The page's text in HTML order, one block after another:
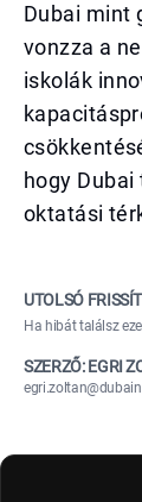
Dubai mint
vonzza a
iskolák
hogy
oktatási
UTOLSÓ
Ha hibát találsz
SZERZŐ: EGRI